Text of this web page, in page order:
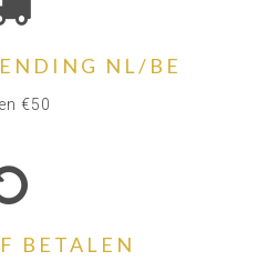
NL/BE
€50
BETALEN